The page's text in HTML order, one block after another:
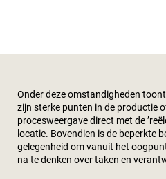
Onder deze omstandigheden
zijn sterke punten in de productie
procesweergave direct met de
locatie. Bovendien is de beperkte
gelegenheid om vanuit het
na te denken over taken en